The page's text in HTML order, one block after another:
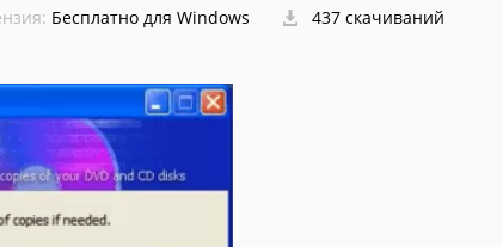
Бесплатно для Windows 437 скачиваний